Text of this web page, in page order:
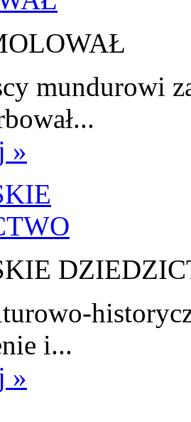
mundurowi
»
i...
»